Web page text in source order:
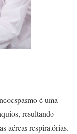
é uma
resultando
aéreas respiratórias.